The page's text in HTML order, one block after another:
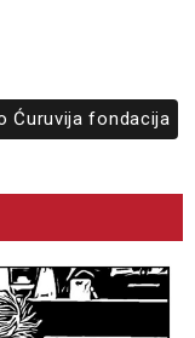
Ćuruvija fondacija